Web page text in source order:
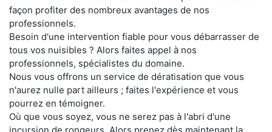
façon profiter des nombreux avantages de nos
professionnels.
Besoin d'une intervention fiable pour vous débarrasser de
tous vos nuisibles ? Alors faites appel à nos
professionnels, spécialistes du domaine.
Nous vous offrons un service de dératisation que vous
n'aurez nulle part ailleurs ; faites l'expérience et vous
pourrez en témoigner.
Où que vous soyez, vous ne serez pas à l'abri d'une